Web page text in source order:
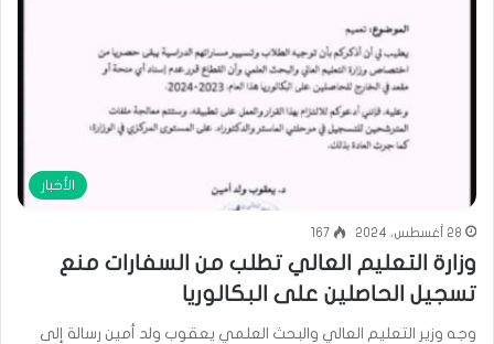
الأخبار
28 أغسطس، 2024 167
وزارة التعليم العالي تطلب من السفارات منع
تسجيل الحاصلين على البكالوريا
وجه وزير التعليم العالي والبحث العلمي يعقوب ولد أمين رسالة إلى